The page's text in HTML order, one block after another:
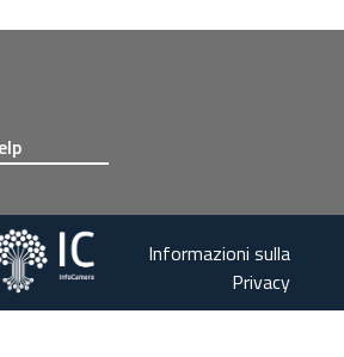
Informazioni sulla
Privacy